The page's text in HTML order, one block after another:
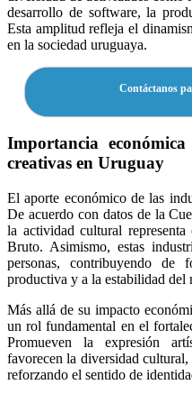
desarrollo de software, la
Esta amplitud refleja el
en la sociedad uruguaya.
Contáctanos
Importancia
creativas en Uruguay
El aporte económico de las
De acuerdo con datos de la
la actividad cultural
Bruto. Asimismo, estas
personas, contribuyendo de
productiva y a la estabilidad del
Más allá de su impacto
un rol fundamental en el
Promueven la expresión
favorecen la diversidad
reforzando el sentido de